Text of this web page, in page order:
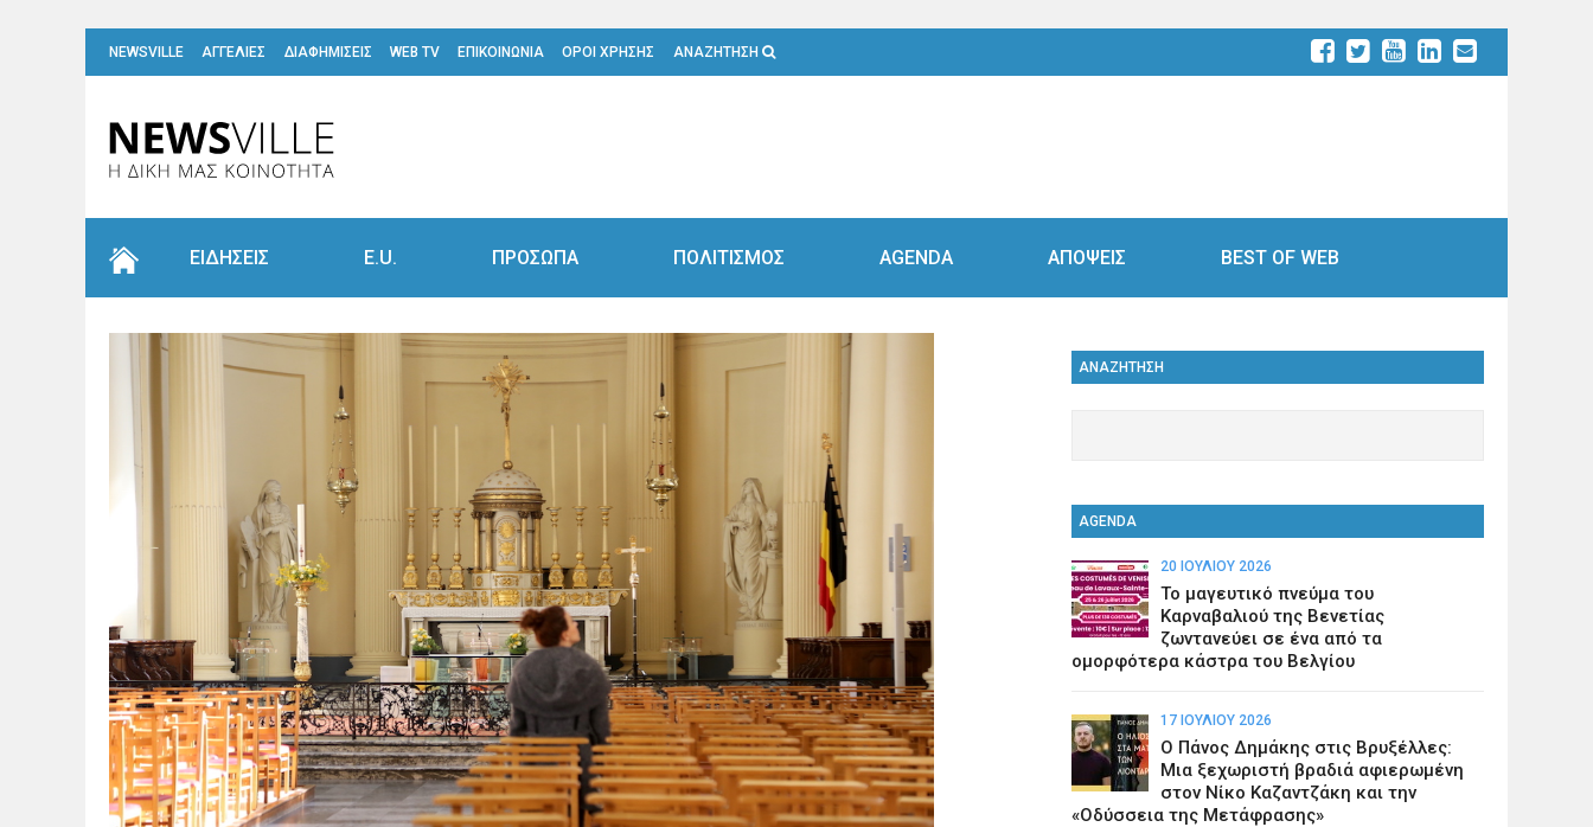
NEWSVILLE ΑΓΓΕΛΙΕΣ ΔΙΑΦΗΜΙΣΕΙΣ WEB TV ΕΠΙΚΟΙΝΩΝΙΑ ΟΡΟΙ ΧΡΗΣΗΣ ΑΝΑΖΗΤΗΣΗ
ΕΙΔΗΣΕΙΣ E.U. ΠΡΟΣΩΠΑ ΠΟΛΙΤΙΣΜΟΣ AGENDA ΑΠΟΨΕΙΣ BEST OF WEB
ΑΝΑΖΗΤΗΣΗ
AGENDA
20 ΙΟΥΛΊΟΥ 2026
Το μαγευτικό πνεύμα του
Καρναβαλιού της Βενετίας
ζωντανεύει σε ένα από τα
ομορφότερα κάστρα του Βελγίου
17 ΙΟΥΛΊΟΥ 2026
Ο Πάνος Δημάκης στις Βρυξέλλες:
Μια ξεχωριστή βραδιά αφιερωμένη
στον Νίκο Καζαντζάκη και την
«Οδύσσεια της Μετάφρασης»